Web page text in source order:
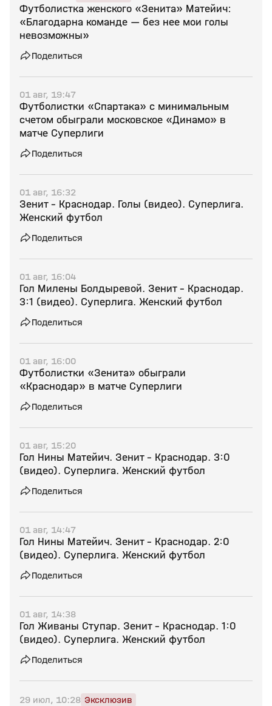
Футболистка женского «Зенита» Матейич:
«Благодарна команде — без нее мои голы
невозможны»
Поделиться
01 авг, 19:47
Футболистки «Спартака» с минимальным
счетом обыграли московское «Динамо» в
матче Суперлиги
Поделиться
01 авг, 16:32
Зенит - Краснодар. Голы (видео). Суперлига.
Женский футбол
Поделиться
01 авг, 16:04
Гол Милены Болдыревой. Зенит - Краснодар.
3:1 (видео). Суперлига. Женский футбол
Поделиться
01 авг, 16:00
Футболистки «Зенита» обыграли
«Краснодар» в матче Суперлиги
Поделиться
01 авг, 15:20
Гол Нины Матейич. Зенит - Краснодар. 3:0
(видео). Суперлига. Женский футбол
Поделиться
01 авг, 14:47
Гол Нины Матейич. Зенит - Краснодар. 2:0
(видео). Суперлига. Женский футбол
Поделиться
01 авг, 14:38
Гол Живаны Ступар. Зенит - Краснодар. 1:0
(видео). Суперлига. Женский футбол
Поделиться
29 июл, 10:28 Эксклюзив